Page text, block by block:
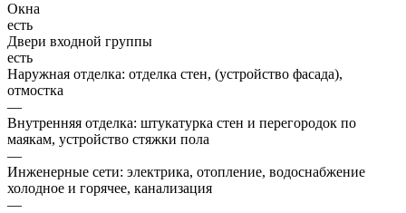
Окна
есть
Двери входной группы
есть
Наружная отделка: отделка стен, (устройство фасада),
отмостка
—
Внутренняя отделка: штукатурка стен и перегородок по
маякам, устройство стяжки пола
—
Инженерные сети: электрика, отопление, водоснабжение
холодное и горячее, канализация
—